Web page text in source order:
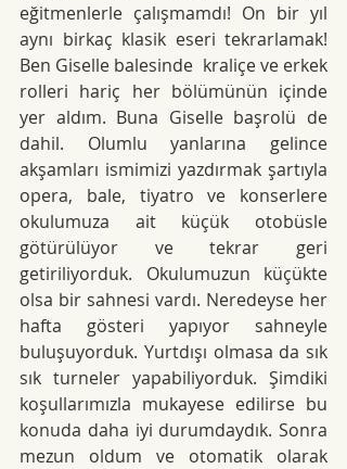
eğitmenlerle çalışmamdı! On bir yıl
aynı birkaç klasik eseri tekrarlamak!
Ben Giselle balesinde  kraliçe ve erkek
rolleri hariç her bölümünün içinde
yer aldım. Buna Giselle başrolü de
dahil. Olumlu yanlarına gelince
akşamları ismimizi yazdırmak şartıyla
opera, bale, tiyatro ve konserlere
okulumuza ait küçük otobüsle
götürülüyor ve tekrar geri
getiriliyorduk. Okulumuzun küçükte
olsa bir sahnesi vardı. Neredeyse her
hafta gösteri yapıyor sahneyle
buluşuyorduk. Yurtdışı olmasa da sık
sık turneler yapabiliyorduk. Şimdiki
koşullarımızla mukayese edilirse bu
konuda daha iyi durumdaydık. Sonra
mezun oldum ve otomatik olarak